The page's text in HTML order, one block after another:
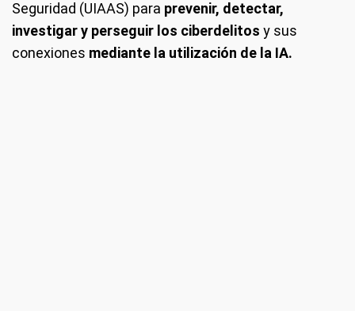
Seguridad (UIAAS) para prevenir, detectar,
investigar y perseguir los ciberdelitos y sus
conexiones mediante la utilización de la IA.